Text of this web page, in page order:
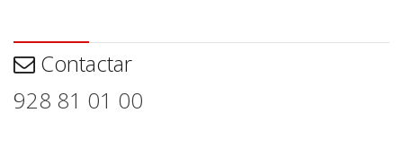
Contactar
928 81 01 00